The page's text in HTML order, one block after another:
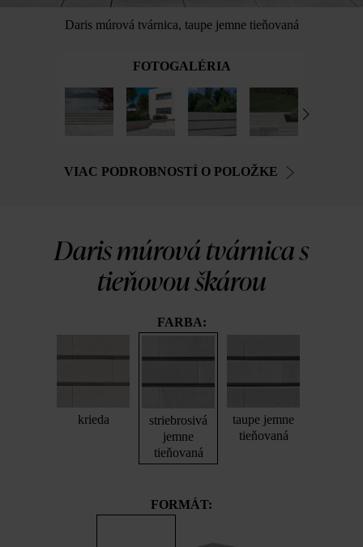
Daris múrová tvárnica, taupe jemne tieňovaná
FOTOGALÉRIA
VIAC PODROBNOSTÍ O POLOŽKE
Daris múrová tvárnica s
tieňovou škárou
FARBA:
krieda
striebrosivá
jemne
tieňovaná
taupe jemne
tieňovaná
FORMÁT: